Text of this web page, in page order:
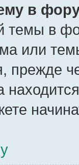
в
темы в
или
прежде